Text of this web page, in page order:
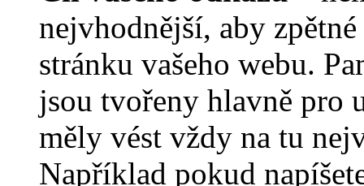
nejvhodnější, aby
stránku vašeho webu.
jsou tvořeny hlavně pro
měly vést vždy na tu
Například pokud